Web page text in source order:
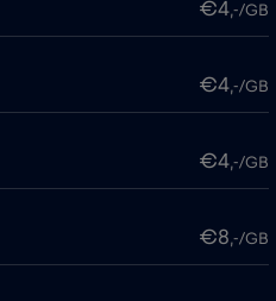
€4,-/GB
€4,-/GB
€4,-/GB
€8,-/GB